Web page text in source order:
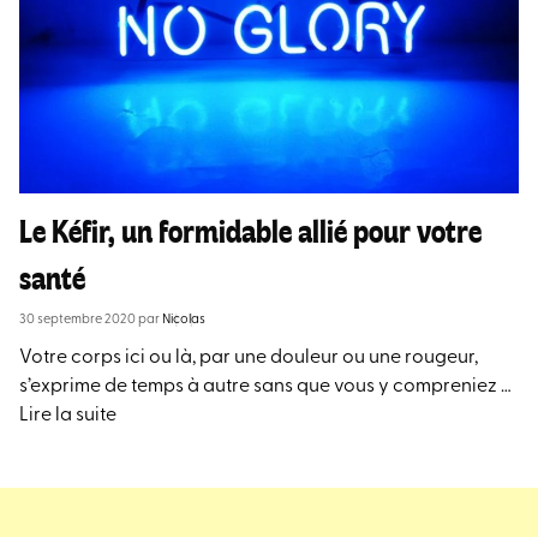
Le Kéfir, un formidable allié pour votre
santé
30 septembre 2020par Nicolas
Votre corps ici ou là, par une douleur ou une rougeur,
s’exprime de temps à autre sans que vous y compreniez …
Lire la suite